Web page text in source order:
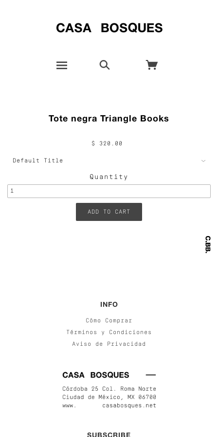
Tote negra Triangle Books
$ 320.00
Quantity
INFO
Cómo Comprar
Términos y Condiciones
Aviso de Privacidad
SUBSCRIBE